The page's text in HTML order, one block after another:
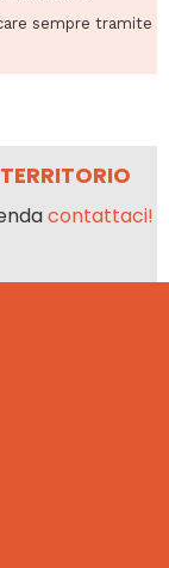
sempre tramite
contattaci!